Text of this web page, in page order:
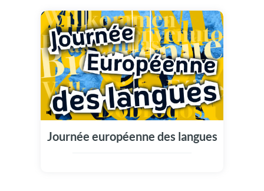
Journée européenne des langues